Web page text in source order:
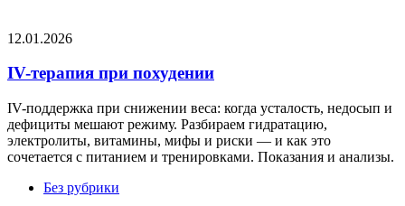
12.01.2026
IV-терапия при похудении
IV-поддержка при снижении веса: когда усталость, недосып и
дефициты мешают режиму. Разбираем гидратацию,
электролиты, витамины, мифы и риски — и как это
сочетается с питанием и тренировками. Показания и анализы.
Без рубрики